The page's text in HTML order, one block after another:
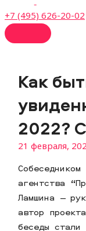
+7 (495) 626-20-02
Как
2022?
21 февраля,
агентства
Ламшина —
автор
беседы